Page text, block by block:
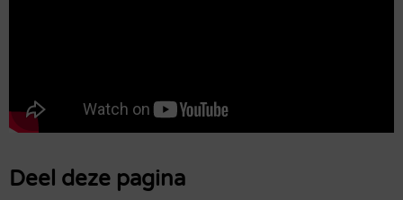
Deel deze pagina